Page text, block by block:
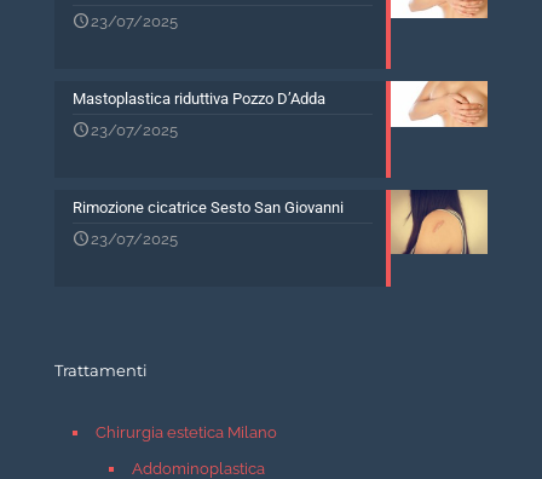
23/07/2025
Mastoplastica riduttiva Pozzo D’Adda
23/07/2025
Rimozione cicatrice Sesto San Giovanni
23/07/2025
Trattamenti
Chirurgia estetica Milano
Addominoplastica